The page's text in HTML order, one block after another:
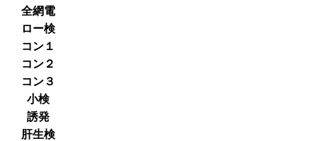
全網電
ロー検
コン１
コン２
コン３
小検
誘発
肝生検